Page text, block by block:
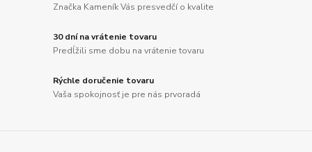
Značka Kameník Vás presvedčí o kvalite
30 dní na vrátenie tovaru
Predĺžili sme dobu na vrátenie tovaru
Rýchle doručenie tovaru
Vaša spokojnosť je pre nás prvoradá